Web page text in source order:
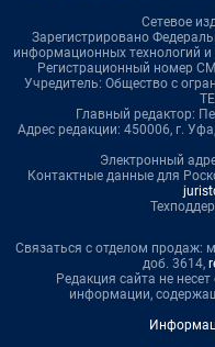
Сетевое
Зарегистрировано
информационных технологий
Регистрационный номер
Учредитель: Общество с
Главный редактор:
Адрес редакции: 450006, г.
Электронный
Контактные данные для
Связаться с отделом продаж:
доб. 3614,
Редакция сайта не
информации,